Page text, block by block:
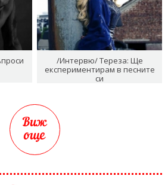
/Интервю/ Тереза: Ще
експериментирам в песните
си
Виж
още